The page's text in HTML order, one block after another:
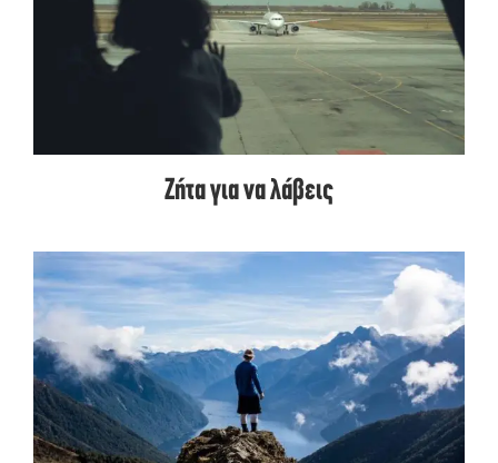
Ζήτα για να λάβεις